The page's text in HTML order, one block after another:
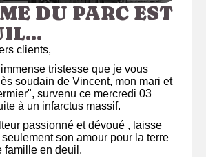
DU PARC EST
clients,
tristesse que je vous
soudain de Vincent, mon mari et
survenu ce mercredi 03
à un infarctus massif.
passionné et dévoué , laisse
son amour pour la terre
famille en deuil.